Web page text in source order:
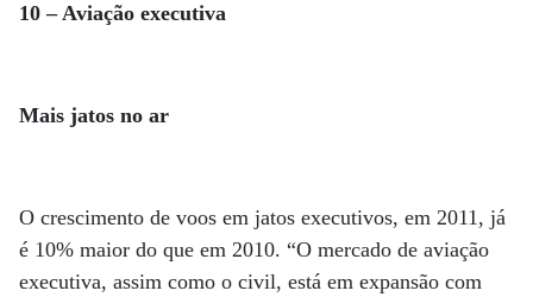
10 – Aviação executiva
Mais jatos no ar
O crescimento de voos em jatos executivos, em 2011, já
é 10% maior do que em 2010. “O mercado de aviação
executiva, assim como o civil, está em expansão com